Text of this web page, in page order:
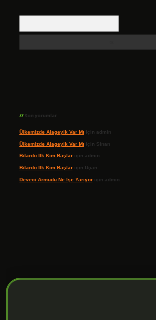
Son yorumlar
Ülkemizde Alageyik Var Mı için admin
Ülkemizde Alageyik Var Mı için Sinan
Bilardo Ilk Kim Başlariçin admin
Bilardo Ilk Kim Başlariçin Uçan
Deveci Armudu Ne Işe Yarıyoriçin admin